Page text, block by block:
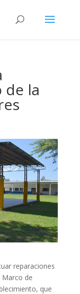
de la
reparaciones
Marco de
que